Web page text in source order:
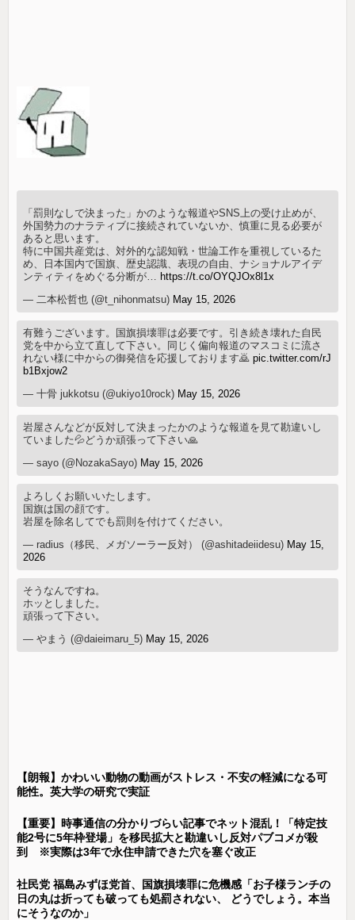
「罰則なしで決まった」かのような報道やSNS上の受け止めが、
外国勢力のナラティブに接続されていないか、慎重に見る必要が
あると思います。
特に中国共産党は、対外的な認知戦・世論工作を重視しているた
め、日本国内で国旗、歴史認識、表現の自由、ナショナルアイデ
ンティティをめぐる分断が… https://t.co/OYQJOx8l1x
— 二本松哲也 (@t_nihonmatsu) May 15, 2026
有難うございます。国旗損壊罪は必要です。引き続き壊れた自民
党を中から立て直して下さい。同じく偏向報道のマスコミに流さ
れない様に中からの御発信を応援しております🙇pic.twitter.com/rJ
b1Bxjow2
— 十骨 jukkotsu (@ukiyo10rock) May 15, 2026
岩屋さんなどが反対して決まったかのような報道を見て勘違いし
ていました💦どうか頑張って下さい🙏
— sayo (@NozakaSayo) May 15, 2026
よろしくお願いいたします。
国旗は国の顔です。
岩屋を除名してでも罰則を付けてください。
— radius（移民、メガソーラー反対） (@ashitadeiidesu) May 15,
2026
そうなんですね。
ホッとしました。
頑張って下さい。
— やまう (@daieimaru_5) May 15, 2026
【朗報】かわいい動物の動画がストレス・不安の軽減になる可
能性。英大学の研究で実証
【重要】時事通信の分かりづらい記事でネット混乱！「特定技
能2号に5年枠登場」を移民拡大と勘違いし反対パブコメが殺
到 ※実際は3年で永住申請できた穴を塞ぐ改正
社民党 福島みずほ党首、国旗損壊罪に危機感「お子様ランチの
日の丸は折っても破っても処罰されない、 どうでしょう。本当
にそうなのか」